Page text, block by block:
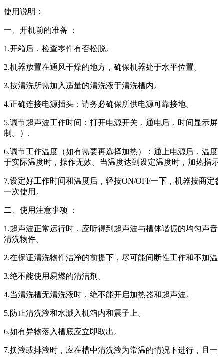
使用说明：
一、开机前的准备 ：
1.开箱后，检查零件有否松脱。
2.机器放置在通风干燥的地方，确保机器处于水平位置。
3.按清洗所需加入适量的清洗液于清洗槽内。
4.正确连接电源插头：请务必确保所供电源可靠接地。
5.调节超声波工作时间：打开电源开关，通电后，时间显示
制。）.
6.调节工作温度（如有需要再选择加热）：通上电源后，温
于实际温度时，操作无效。当温度达到设定温度时，加热指
7.设定好工作时间和温度后，轻按ON/OFF一下，机器按商
一次使用。
二、使用注意事项 ：
1.超声波正常运行时，应听得到超声波与槽体谐振的均匀声
清洗物件。
2.在保证清洗物件洁净的前提下，尽可能间断性工作和不加
3.绝不能使用易燃的清洁剂。
4.当清洗槽无清洗液时，绝不能开启加热器和超声波。
5.防止清洗液和水溅入机箱内和震子上。
6.如有异物落入槽底应立即取出。
7.换液或排液时，应在槽中清洗液为常温的情况下进行，且